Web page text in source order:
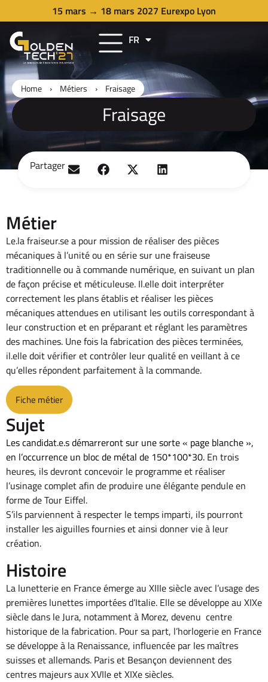
15 mars → 18 mars 2027 Eurexpo Lyon
FR
EN
Home › Métiers › Fraisage
Fraisage
Partager
Métier
Le.la fraiseur.se a pour mission de réaliser des pièces
mécaniques à l’unité ou en série sur une fraiseuse
traditionnelle ou à commande numérique, en suivant un plan
de façon précise et méticuleuse. Il.elle doit interpréter
correctement les plans établis et réaliser les pièces
mécaniques attendues en utilisant les outils correspondant à
leur construction et en préparant et réglant les paramètres
des machines. Une fois la fabrication des pièces terminées,
il.elle doit vérifier et contrôler leur qualité en veillant à ce
qu’elles répondent parfaitement à la commande.
Fiche métier
Sujet
Les candidat.e.s démarreront sur une sorte « page blanche »,
en l’occurrence un bloc de métal de 150*100*30. En trois
heures, ils devront concevoir le programme et réaliser
l’usinage complet afin de produire une élégante pendule en
forme de Tour Eiffel.
S’ils parviennent à respecter le temps imparti, ils pourront
installer les aiguilles fournies et ainsi donner vie à leur
création.
Histoire
La lunetterie en France émerge au XIIIe siècle avec l’usage des
premières lunettes importées d’Italie. Elle se développe au XIXe
siècle dans le Jura, notamment à Morez, devenu centre
historique de la fabrication. Pour sa part, l’horlogerie en France
se développe à la Renaissance, influencée par les maîtres
suisses et allemands. Paris et Besançon deviennent des
centres majeurs aux XVIIe et XIXe siècles.